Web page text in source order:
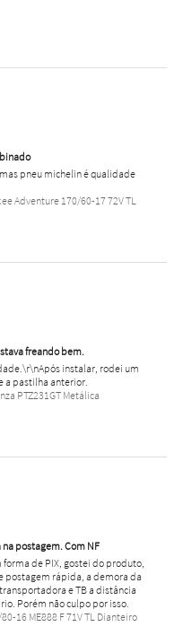
pneu michelin é qualidade
Adventure 170/60-17 72V TL
freando bem.
instalar, rodei um
a pastilha anterior.
PTZ231GT Metálica
postagem. Com NF
de PIX, gostei do produto,
postagem rápida, a demora da
e TB a distância
Porém não culpo por isso.
16 ME888 F 71V TL Dianteiro